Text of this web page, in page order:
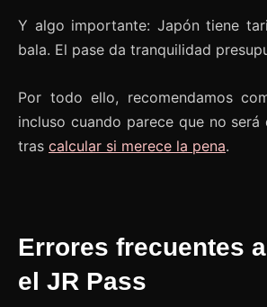
Y algo importante: Japón tiene
bala. El pase da tranquilidad
Por todo ello, recomendamos
incluso cuando parece que no
tras calcular si merece la pena.
Errores frecuentes
el JR Pass